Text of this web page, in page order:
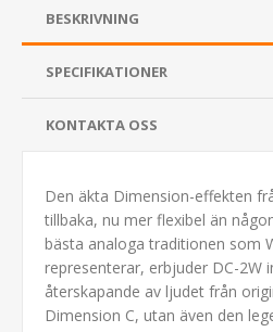
BESKRIVNING
SPECIFIKATIONER
KONTAKTA OSS
Den äkta Dimension-effekten
tillbaka, nu mer flexibel än
bästa analoga traditionen som
representerar, erbjuder DC-2W
återskapande av ljudet från
Dimension C, utan även den